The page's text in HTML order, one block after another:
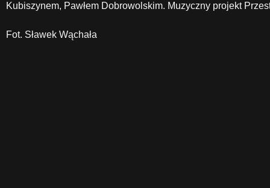
Kubiszynem, Pawłem Dobrowolskim. Muzyczny projekt
Fot. Sławek Wąchała